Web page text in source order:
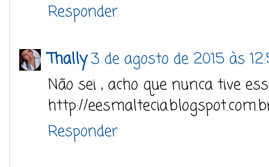
Responder
Thally3 de agosto de 2015 às
Não sei , acho que nunca tive
http://
Responder